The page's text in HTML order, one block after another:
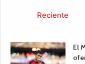
Reciente
El